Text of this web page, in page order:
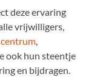
deze ervaring
vrijwilligers,
,
ook hun steentje
en bijdragen.